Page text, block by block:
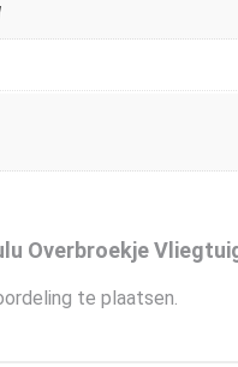
Overbroekje
te plaatsen.